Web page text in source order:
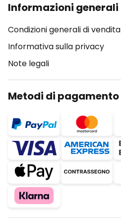
Informazioni generali
Condizioni generali di vendita
Informativa sulla privacy
Note legali
Metodi di pagamento